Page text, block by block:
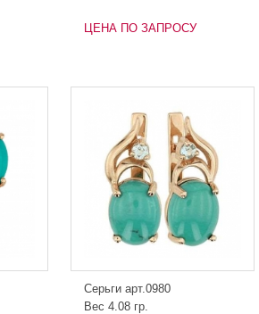
ЦЕНА ПО ЗАПРОСУ
Серьги арт.0980
Вес 4.08 гр.